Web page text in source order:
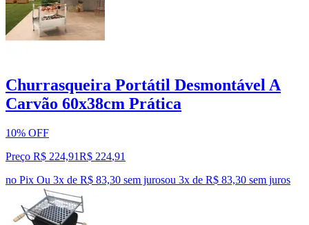
Churrasqueira Portátil Desmontável A
Carvão 60x38cm Prática
10% OFF
Preço R$ 224,91R$ 224,91
no Pix Ou 3x de R$ 83,30 sem jurosou 3x de R$ 83,30 sem juros